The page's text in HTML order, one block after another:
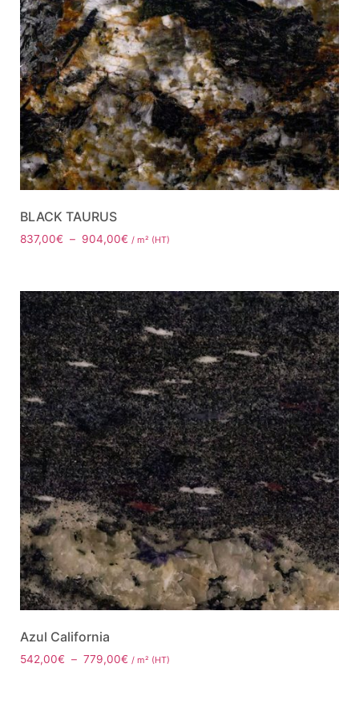
BLACK TAURUS
837,00€ – 904,00€ / m² (HT)
Azul California
542,00€ – 779,00€ / m² (HT)